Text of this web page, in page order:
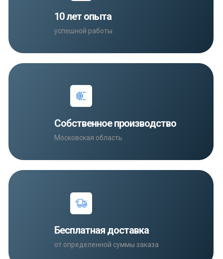
10 лет опыта
успешной работы
Собственное производство
Московская область
Бесплатная доставка
от определенной суммы заказа